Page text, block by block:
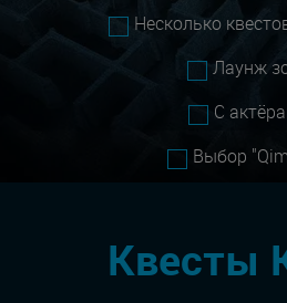
Несколько
Лаунж
С
Выбор
Квесты